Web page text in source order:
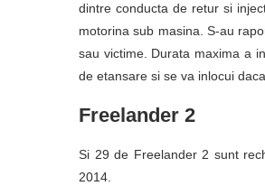
dintre conducta de retur si
motorina sub masina. S-au
sau victime. Durata maxima a
de etansare si se va inlocui
Freelander 2
Si 29 de Freelander 2 sunt
2014.